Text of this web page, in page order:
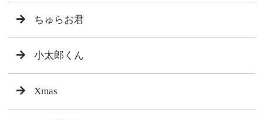
ちゅらお君
小太郎くん
Xmas